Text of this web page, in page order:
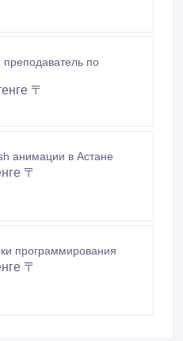
преподаватель по
〒
анимации в Астане
〒
программирования
〒